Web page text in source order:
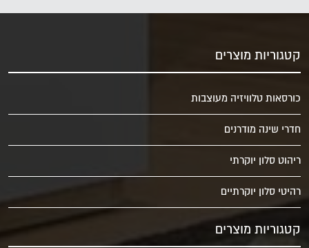
קטגוריות מוצרים
כורסאות טלוויזיה מעוצבות
חדרי שינה מודרנים
ריהוט סלון יוקרתי
רהיטי סלון יוקרתיים
קטגוריות מוצרים